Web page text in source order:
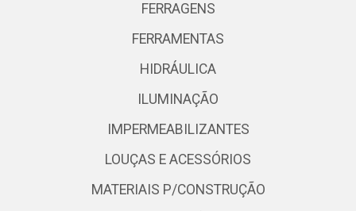
FERRAGENS
FERRAMENTAS
HIDRÁULICA
ILUMINAÇÃO
IMPERMEABILIZANTES
LOUÇAS E ACESSÓRIOS
MATERIAIS P/CONSTRUÇÃO